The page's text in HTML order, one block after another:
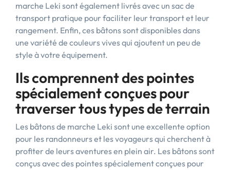
marche Leki sont également livrés avec un sac de
transport pratique pour faciliter leur transport et leur
rangement. Enfin, ces bâtons sont disponibles dans
une variété de couleurs vives qui ajoutent un peu de
style à votre équipement.
Ils comprennent des pointes
spécialement conçues pour
traverser tous types de terrain
Les bâtons de marche Leki sont une excellente option
pour les randonneurs et les voyageurs qui cherchent à
profiter de leurs aventures en plein air. Les bâtons sont
conçus avec des pointes spécialement conçues pour